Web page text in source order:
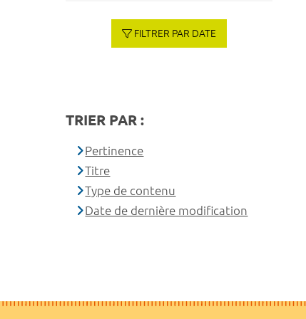
FILTRER PAR DATE
TRIER PAR :
Pertinence
Titre
Type de contenu
Date de dernière modification